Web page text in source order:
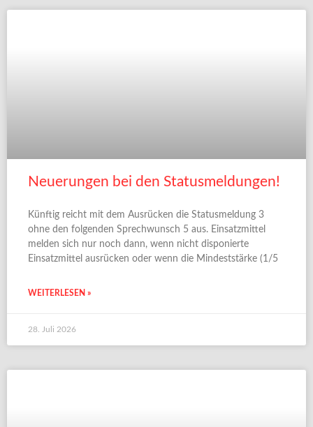
Neuerungen bei den Statusmeldungen!
Künftig reicht mit dem Ausrücken die Statusmeldung 3
ohne den folgenden Sprechwunsch 5 aus. Einsatzmittel
melden sich nur noch dann, wenn nicht disponierte
Einsatzmittel ausrücken oder wenn die Mindeststärke (1/5
WEITERLESEN »
28. Juli 2026